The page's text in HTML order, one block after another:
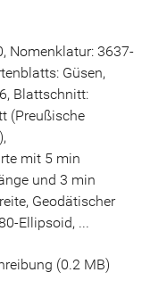
Nomenklatur: 3637-
Güsen,
Blattschnitt:
(Preußische
mit 5 min
und 3 min
Geodätischer
Ellipsoid, ...
(0.2 MB)